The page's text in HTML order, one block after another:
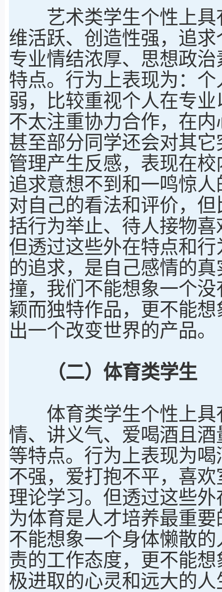
艺术类学生个性上具
维活跃、创造性强，追
专业情结浓厚、思想政
特点。行为上表现为：
弱，比较重视个人在专
不太注重协力合作，在
甚至部分同学还会对其
管理产生反感，表现在
追求意想不到和一鸣惊
对自己的看法和评价，
括行为举止、待人接物
但透过这些外在特点和
的追求，是自己感情的
撞，我们不能想象一个
颖而独特作品，更不能
出一个改变世界的产品。
（二）体育类学生
体育类学生个性上具
情、讲义气、爱喝酒且
等特点。行为上表现为
不强，爱打抱不平，喜
理论学习。但透过这些
为体育是人才培养最重
不能想象一个身体懒散
责的工作态度，更不能
极进取的心灵和远大的人